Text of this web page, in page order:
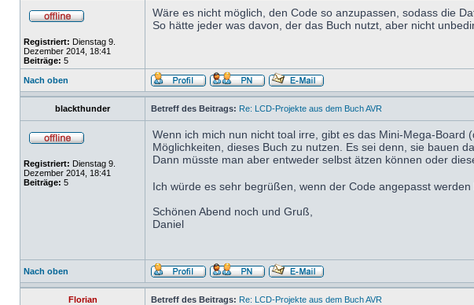
Registriert: Dienstag 9.
Dezember 2014, 18:41
Beiträge: 5
Wäre es nicht möglich, den Code so anzupassen, sodass die
So hätte jeder was davon, der das Buch nutzt, aber nicht
Nach oben
blackthunder Betreff des Beitrags: Re: LCD-Projekte aus dem Buch AVR
Registriert: Dienstag 9.
Dezember 2014, 18:41
Beiträge: 5
Wenn ich mich nun nicht toal irre, gibt es das Mini-Mega-
Möglichkeiten, dieses Buch zu nutzen. Es sei denn, sie bauen
Dann müsste man aber entweder selbst ätzen können oder
Ich würde es sehr begrüßen, wenn der Code angepasst
Schönen Abend noch und Gruß,
Daniel
Nach oben
Florian Betreff des Beitrags: Re: LCD-Projekte aus dem Buch AVR